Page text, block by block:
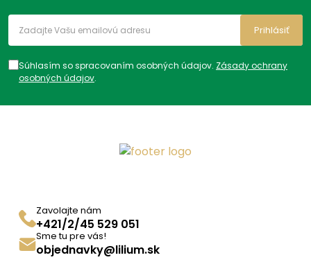
Súhlasím so spracovaním osobných údajov. Zásady ochrany
osobných údajov.
Prihlásiť
Zavolajte nám
+421/2/45 529 051
Sme tu pre vás!
objednavky@lilium.sk